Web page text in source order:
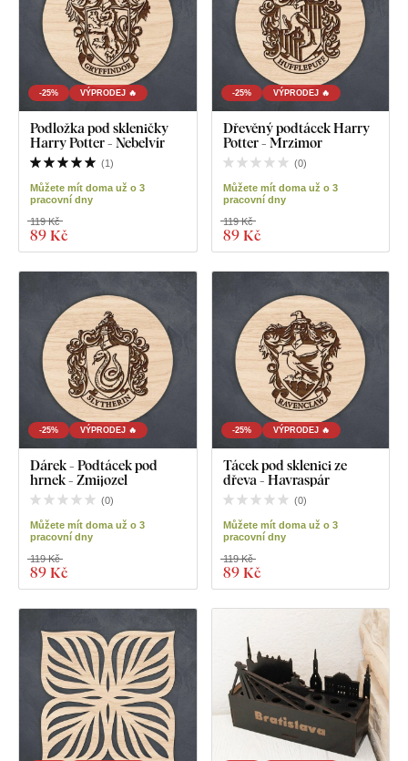
-25% VÝPRODEJ 🔥
Podložka pod skleničky
Harry Potter - Nebelvír
(1)
Můžete mít doma už o 3
pracovní dny
89 Kč
119 Kč
-25% VÝPRODEJ 🔥
Dřevěný podtácek Harry
Potter - Mrzimor
(0)
Můžete mít doma už o 3
pracovní dny
89 Kč
119 Kč
-25% VÝPRODEJ 🔥
Dárek - Podtácek pod
hrnek - Zmijozel
(0)
Můžete mít doma už o 3
pracovní dny
89 Kč
119 Kč
-25% VÝPRODEJ 🔥
Tácek pod sklenici ze
dřeva - Havraspár
(0)
Můžete mít doma už o 3
pracovní dny
89 Kč
119 Kč